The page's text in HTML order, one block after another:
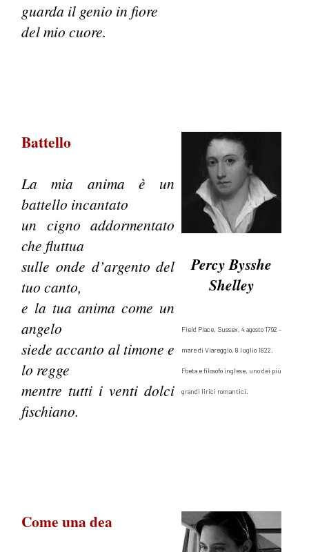
guarda il genio in fiore
del mio cuore.
Battello
La mia anima è un
battello incantato
un cigno addormentato
che fluttua
sulle onde d’argento del
tuo canto,
e la tua anima come un
angelo
siede accanto al timone e
lo regge
mentre tutti i venti dolci
fischiano.
Percy Bysshe
Shelley
Field Place, Sussex, 4 agosto 1792 –
mare di Viareggio, 8 luglio 1822.
Poeta e filosofo inglese, uno dei più
grandi lirici romantici.
Come una dea